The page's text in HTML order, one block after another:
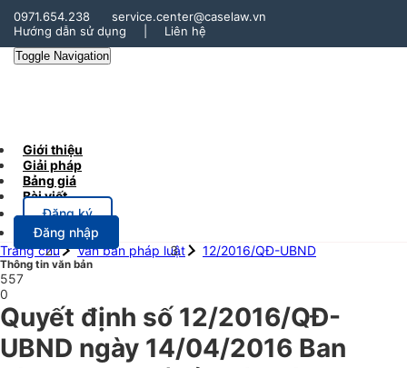
0971.654.238
service.center@caselaw.vn
Hướng dẫn sử dụng
Liên hệ
Toggle Navigation
Giới thiệu
Giải pháp
Bảng giá
Bài viết
Đăng ký
Đăng nhập
Trang chủ
Văn bản pháp luật 12/2016/QĐ-UBND
Thông tin văn bản
557
0
Quyết định số 12/2016/QĐ-
UBND ngày 14/04/2016 Ban